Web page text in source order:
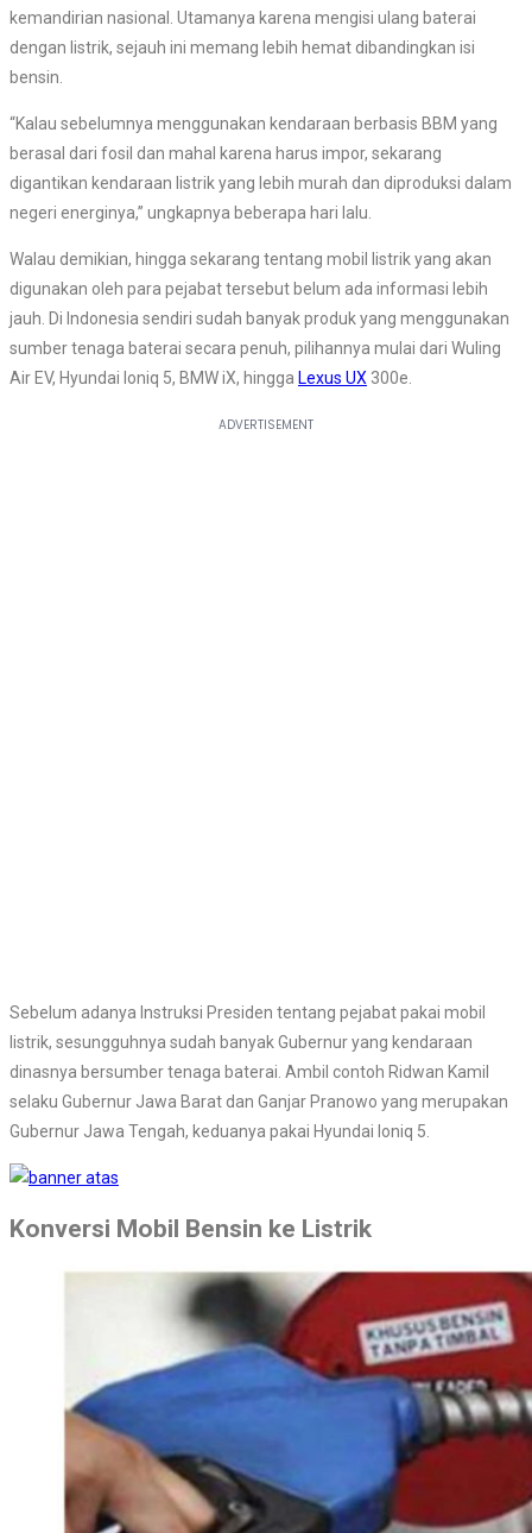
kemandirian nasional. Utamanya karena mengisi ulang baterai
dengan listrik, sejauh ini memang lebih hemat dibandingkan isi
bensin.
“Kalau sebelumnya menggunakan kendaraan berbasis BBM yang
berasal dari fosil dan mahal karena harus impor, sekarang
digantikan kendaraan listrik yang lebih murah dan diproduksi dalam
negeri energinya,” ungkapnya beberapa hari lalu.
Walau demikian, hingga sekarang tentang mobil listrik yang akan
digunakan oleh para pejabat tersebut belum ada informasi lebih
jauh. Di Indonesia sendiri sudah banyak produk yang menggunakan
sumber tenaga baterai secara penuh, pilihannya mulai dari Wuling
Air EV, Hyundai Ioniq 5, BMW iX, hingga Lexus UX 300e.
Sebelum adanya Instruksi Presiden tentang pejabat pakai mobil
listrik, sesungguhnya sudah banyak Gubernur yang kendaraan
dinasnya bersumber tenaga baterai. Ambil contoh Ridwan Kamil
selaku Gubernur Jawa Barat dan Ganjar Pranowo yang merupakan
Gubernur Jawa Tengah, keduanya pakai Hyundai Ioniq 5.
Konversi Mobil Bensin ke Listrik